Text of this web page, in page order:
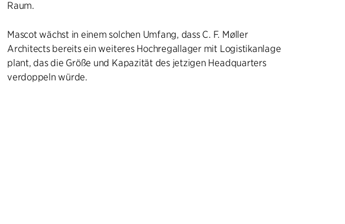
Raum.
Mascot wächst in einem solchen Umfang, dass C. F. Møller
Architects bereits ein weiteres Hochregallager mit Logistikanlage
plant, das die Größe und Kapazität des jetzigen Headquarters
verdoppeln würde.